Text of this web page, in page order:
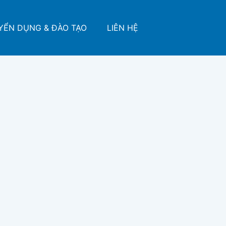
DỤNG & ĐÀO TẠO LIÊN HỆ